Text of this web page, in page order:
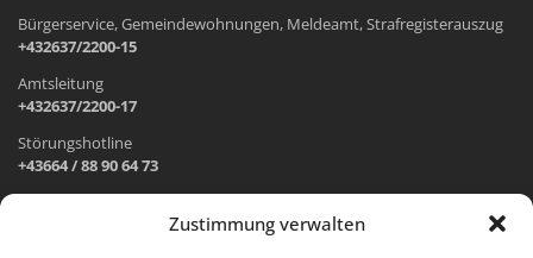
Zustimmung verwalten
Bürgerservice, Gemeindewohnungen, Meldeamt, Strafregisterauszug
+432637/2200-15
Amtsleitung
+432637/2200-17
Störungshotline
+43664 / 88 90 64 73